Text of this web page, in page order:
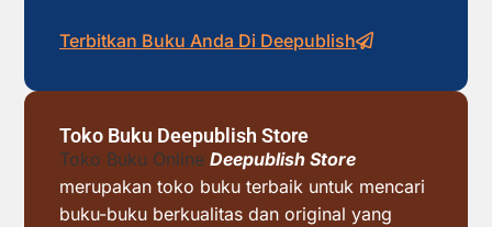
Terbitkan Buku Anda Di Deepublish
Toko Buku Deepublish Store
Toko Buku Online Deepublish Store
merupakan toko buku terbaik untuk mencari
buku-buku berkualitas dan original yang